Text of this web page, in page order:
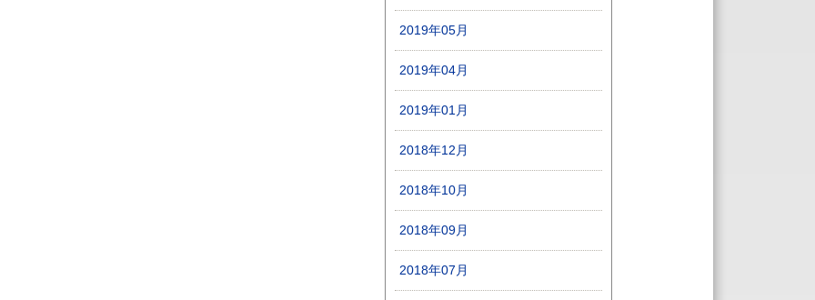
2019年05月
2019年04月
2019年01月
2018年12月
2018年10月
2018年09月
2018年07月